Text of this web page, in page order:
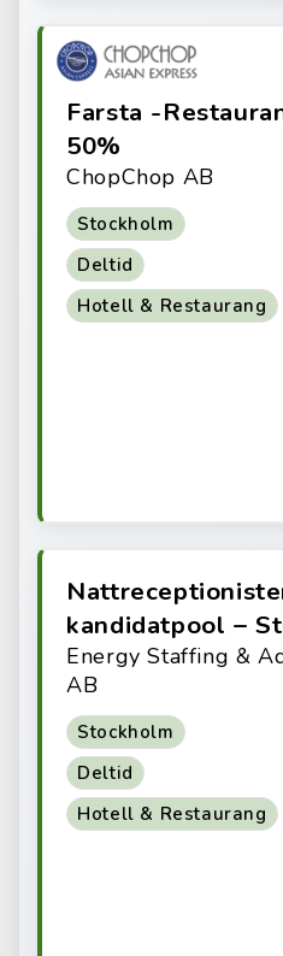
Farsta -
50%
ChopChop AB
Stockholm
Deltid
Hotell & Restaurang
kandidatpool –
Energy Staffing &
AB
Stockholm
Deltid
Hotell & Restaurang